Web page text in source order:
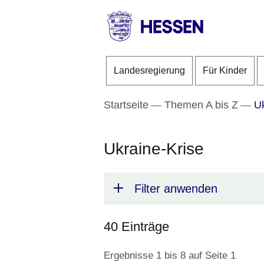
Direkt zum Kopf der
Direkt zum Inhalt
Direkt zum Fuß der
Landesregierung
Landesregierung Für Kinder
Startseite Themen A bis Z
Ukraine-Krise
Filter anwenden
40 Einträge
Ergebnisse 1 bis 8 auf Seite 1